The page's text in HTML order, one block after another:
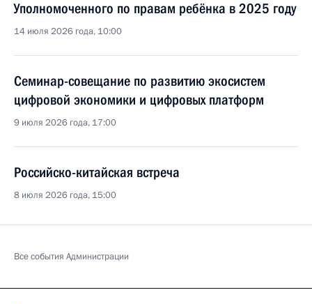
Уполномоченного по правам ребёнка в 2025 году
14 июля 2026 года, 10:00
Семинар-совещание по развитию экосистем
цифровой экономики и цифровых платформ
9 июля 2026 года, 17:00
Российско-китайская встреча
8 июля 2026 года, 15:00
Все события Администрации